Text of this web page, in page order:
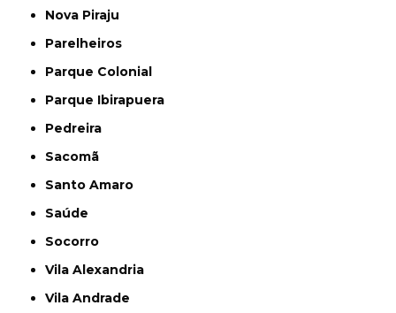
Nova Piraju
Parelheiros
Parque Colonial
Parque Ibirapuera
Pedreira
Sacomã
Santo Amaro
Saúde
Socorro
Vila Alexandria
Vila Andrade